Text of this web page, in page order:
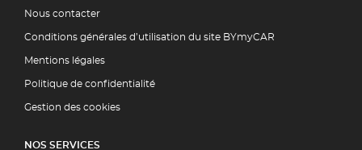
Nous contacter
Conditions générales d’utilisation du site BYmyCAR
Mentions légales
Politique de confidentialité
Gestion des cookies
NOS SERVICES